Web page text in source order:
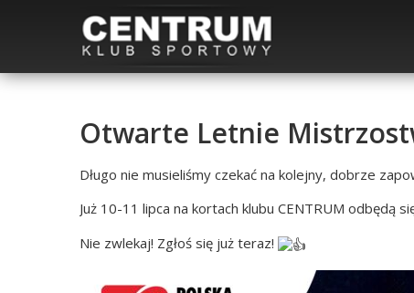
Otwarte Letnie
Długo nie musieliśmy czekać na kolejny, dobrze
Już 10-11 lipca na kortach klubu CENTRUM
Nie zwlekaj! Zgłoś się już teraz!